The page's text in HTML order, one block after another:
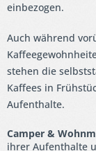
einbezogen.
Auch während
stehen die
Kaffees in
Aufenthalte.
Camper &
ihrer Aufenthalte